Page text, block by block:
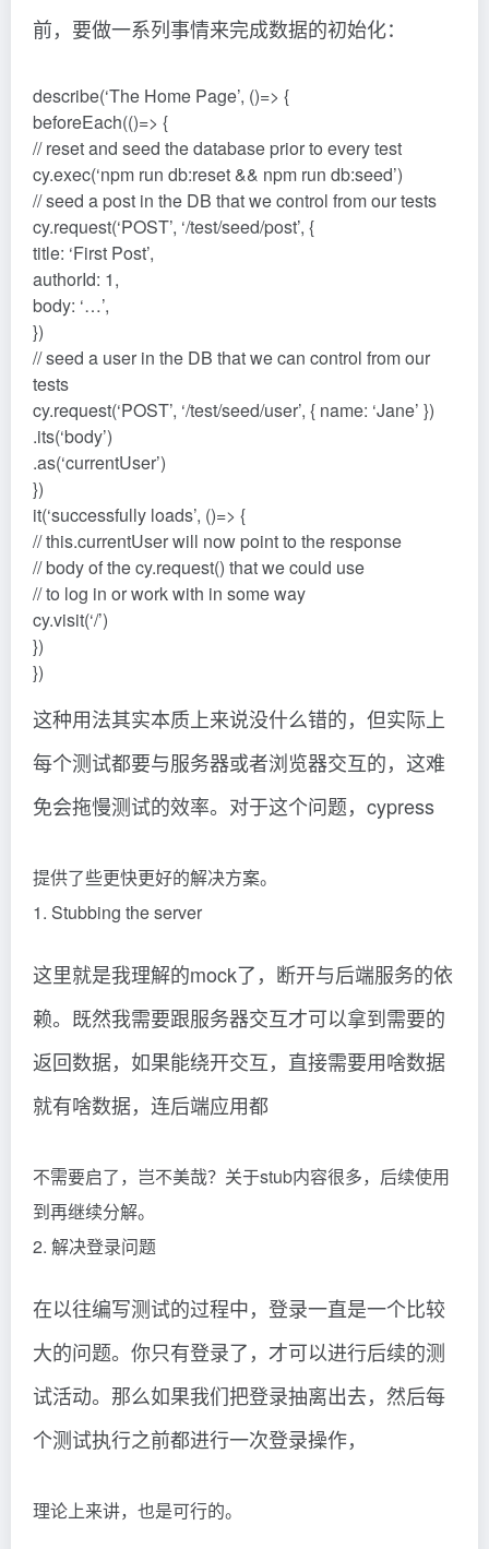
前，要做一系列事情来完成数据的初始化：
describe(‘The Home Page’, ()=> {
beforeEach(()=> {
// reset and seed the database prior to every test
cy.exec(‘npm run db:reset && npm run db:seed’)
// seed a post in the DB that we control from our tests
cy.request(‘POST’, ‘/test/seed/post’, {
title: ‘First Post’,
authorId: 1,
body: ‘…’,
})
// seed a user in the DB that we can control from our
tests
cy.request(‘POST’, ‘/test/seed/user’, { name: ‘Jane’ })
.its(‘body’)
.as(‘currentUser’)
})
it(‘successfully loads’, ()=> {
// this.currentUser will now point to the response
// body of the cy.request() that we could use
// to log in or work with in some way
cy.visit(‘/’)
})
})
这种用法其实本质上来说没什么错的，但实际上
每个测试都要与服务器或者浏览器交互的，这难
免会拖慢测试的效率。对于这个问题，cypress
提供了些更快更好的解决方案。
1. Stubbing the server
这里就是我理解的mock了，断开与后端服务的依
赖。既然我需要跟服务器交互才可以拿到需要的
返回数据，如果能绕开交互，直接需要用啥数据
就有啥数据，连后端应用都
不需要启了，岂不美哉？关于stub内容很多，后续使用
到再继续分解。
2. 解决登录问题
在以往编写测试的过程中，登录一直是一个比较
大的问题。你只有登录了，才可以进行后续的测
试活动。那么如果我们把登录抽离出去，然后每
个测试执行之前都进行一次登录操作，
理论上来讲，也是可行的。